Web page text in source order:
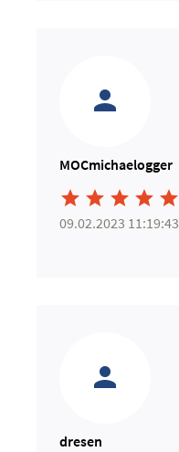
MOCmichaelogger
    
09.02.2023 11:19:43
dresen